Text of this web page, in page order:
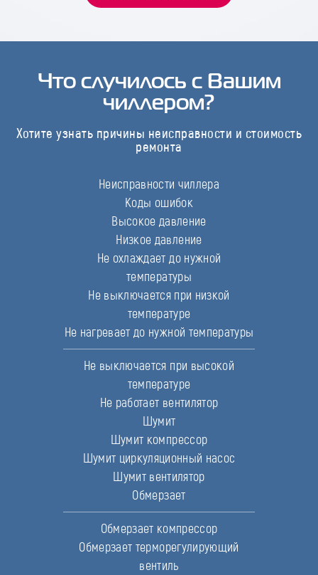
Что случилось с Вашим
чиллером?
Хотите узнать причины неисправности и стоимость
ремонта
Неисправности чиллера
Коды ошибок
Высокое давление
Низкое давление
Не охлаждает до нужной
температуры
Не выключается при низкой
температуре
Не нагревает до нужной температуры
Не выключается при высокой
температуре
Не работает вентилятор
Шумит
Шумит компрессор
Шумит циркуляционный насос
Шумит вентилятор
Обмерзает
Обмерзает компрессор
Обмерзает терморегулирующий
вентиль